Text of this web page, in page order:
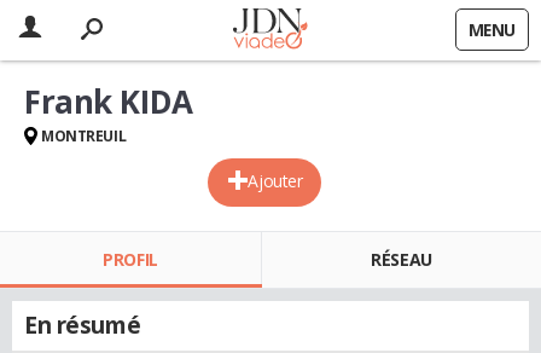
MENU
Ajouter
Frank KIDA
MONTREUIL
PROFIL RÉSEAU
En résumé